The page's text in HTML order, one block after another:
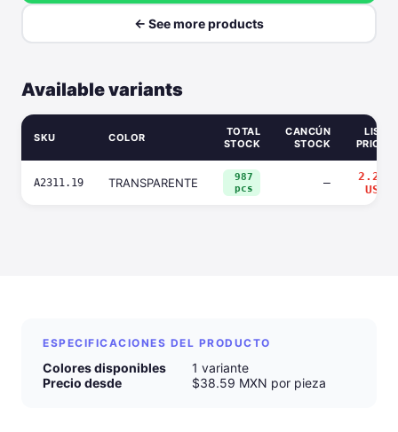
← See more products
Available variants
SKU COLOR
TOTAL
STOCK
CANCÚN
STOCK
LIST
PRICE
A2311.19 TRANSPARENTE
987
pcs
—
2.24
USD
ESPECIFICACIONES DEL PRODUCTO
Colores disponibles
1 variante
Precio desde
$38.59 MXN por pieza